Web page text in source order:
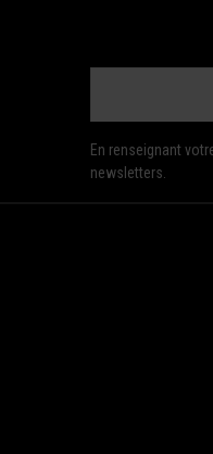
En renseignant
newsletters.